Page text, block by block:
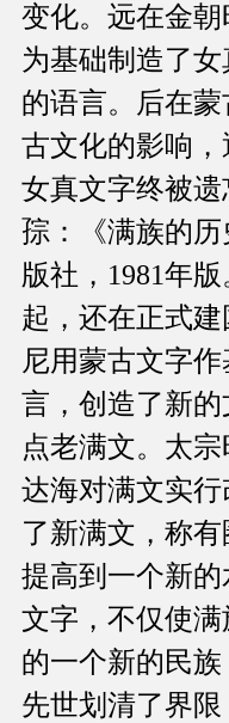
变化。远在金
为基础制造了
的语言。后在
古文化的影响
女真文字终被
孮：《满族的
版社，1981年
起，还在正式
尼用蒙古文字
言，创造了新
点老满文。太
达海对满文实
了新满文，称
提高到一个新
文字，不仅使
的一个新的民
先世划清了界